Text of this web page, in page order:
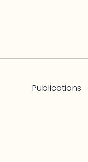
Publications